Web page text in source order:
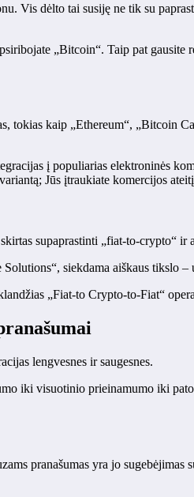
Vis dėlto tai susiję ne tik su
„Bitcoin“. Taip pat
tokias kaip „Ethereum“, „Bitcoin
į populiarias elektroninės
Jūs įtraukiate komercijos
supaprastinti „fiat-to-crypto“
siekdama aiškaus tikslo
„Fiat-to Crypto-to-Fiat“
lengvesnes ir saugesnes.
iki visuotinio prieinamumo iki
pranašumas yra jo